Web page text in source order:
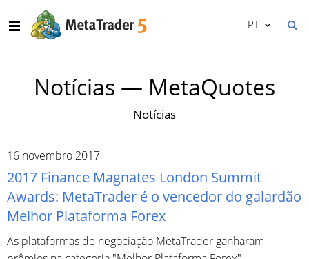
PT
Notícias — MetaQuotes
Notícias
16 novembro 2017
2017 Finance Magnates London Summit
Awards: MetaTrader é o vencedor do galardão
Melhor Plataforma Forex
As plataformas de negociação MetaTrader ganharam